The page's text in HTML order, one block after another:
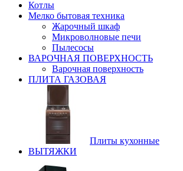
Котлы
Мелко бытовая техника
Жарочный шкаф
Микроволновые печи
Пылесосы
ВАРОЧНАЯ ПОВЕРХНОСТЬ
Варочная поверхность
ПЛИТА ГАЗОВАЯ
Плиты кухонные
ВЫТЯЖКИ